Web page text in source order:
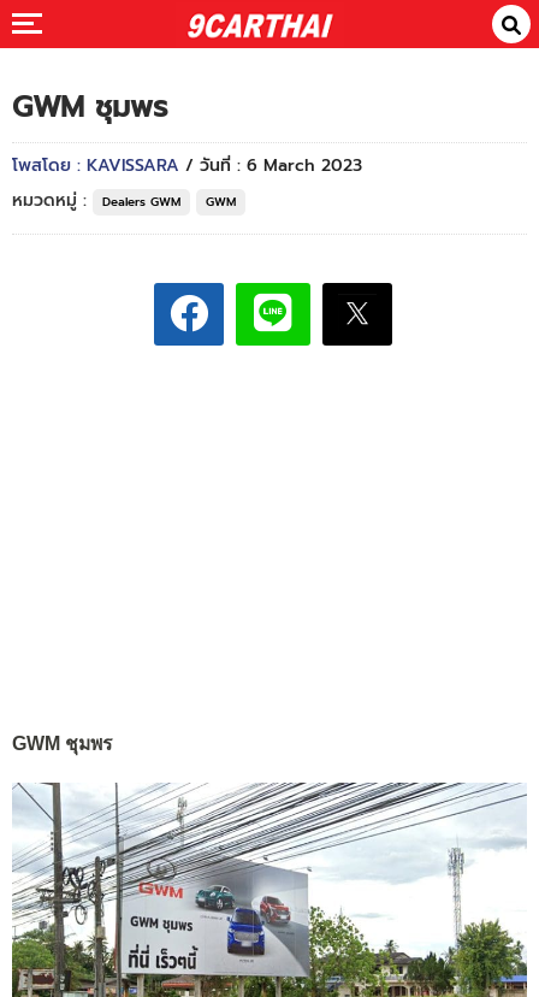
GWM ชุมพร
โพสโดย : KAVISSARA / วันที่ : 6 March 2023
หมวดหมู่ :
Dealers GWM GWM
GWM ชุมพร